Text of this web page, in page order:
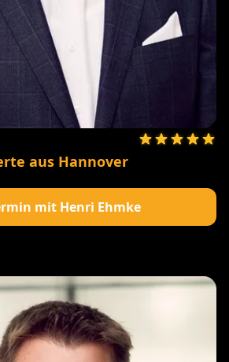
aus Hannover
mit Henri Ehmke